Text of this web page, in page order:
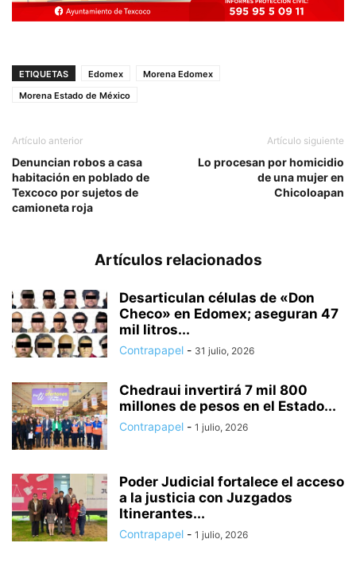
ETIQUETAS Edomex
Morena Edomex
Morena Estado de México
Artículo anterior
Denuncian robos a casa
habitación en poblado de
Texcoco por sujetos de
camioneta roja
Artículo siguiente
Lo procesan por homicidio
de una mujer en
Chicoloapan
Artículos relacionados
Desarticulan células de «Don
Checo» en Edomex; aseguran 47
mil litros...
Contrapapel - 31 julio, 2026
Chedraui invertirá 7 mil 800
millones de pesos en el Estado...
Contrapapel - 1 julio, 2026
Poder Judicial fortalece el acceso
a la justicia con Juzgados
Itinerantes...
Contrapapel - 1 julio, 2026